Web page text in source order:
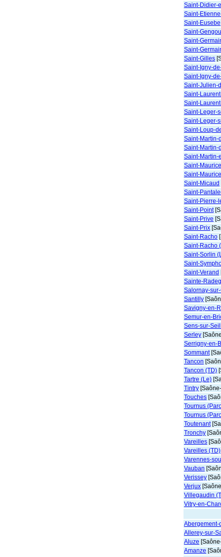
Saint-Didier-
Saint-
Saint-Eusebe
Saint-
Saint-
Saint-
Saint-Gilles
Saint-Igny-
Saint-Igny-
Saint-Julien-
Saint-
Saint-
Saint-Leger-
Saint-Leger-
Saint-Loup-
Saint-Martin-
Saint-Martin-
Saint-Martin-
Saint-
Saint-
Saint-Micaud
Saint-
Saint-Pierre-
Saint-Point
Saint-Prive
Saint-Prix
Saint-Racho
Saint-Racho
Saint-Sorlin
Saint-
Saint-Verand
Sainte-
Salornay-
Santilly
Savigny-en-
Semur-en-
Sens-sur-
Serley
Serrigny-en-
Sommant
Tancon
Tancon (TD)
Tartre (Le)
Tintry
Touches
Tournus
Tournus
Toutenant
Tronchy
Vareilles
Vareilles (TD)
Varennes-
Vauban
Verissey
Verjux
Villegaudin
Vitry-en-
Abergement-
Allerey-sur-
Aluze
Amanze